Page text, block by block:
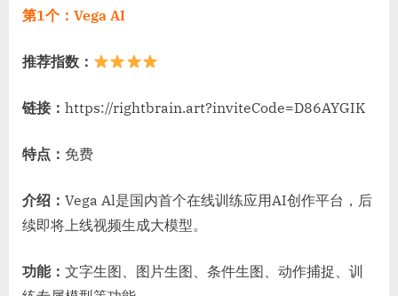
第1个：Vega AI
推荐指数：
链接： https://rightbrain.art?inviteCode=D86AYGIK
特点： 免费
介绍： Vega Al是国内首个在线训练应用AI创作平台，后
续即将上线视频生成大模型。
功能： 文字生图、图片生图、条件生图、动作捕捉、训